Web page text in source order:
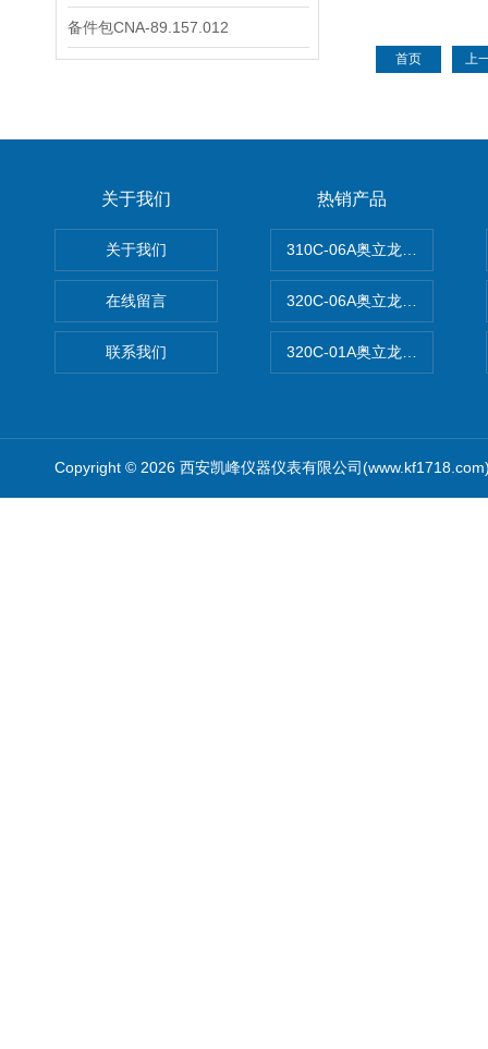
备件包CNA-89.157.012
首页 上
关于我们
关于我们
在线留言
联系我们
热销产品
310C-06A奥立龙实验室台式
320C-06A奥立龙实验室便携
320C-01A奥立龙实验室便携
Copyright © 2026 西安凯峰仪器仪表有限公司